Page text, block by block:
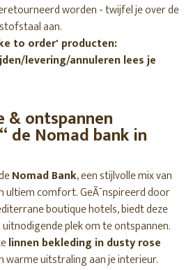
worden - twijfel je over de
aan.
to order' producten:
levering/annuleren lees je
& ontspannen
Nomad bank in
Nomad Bank, een stijlvolle mix van
ultiem comfort. GeÃ¯nspireerd door
boutique hotels, biedt deze
plek om te ontspannen.
linnen bekleding in dusty rose
warme uitstraling aan je interieur.